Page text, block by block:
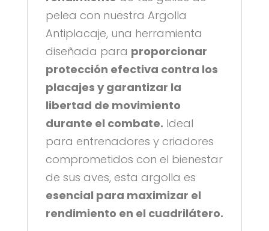
pelea con nuestra Argolla
Antiplacaje, una herramienta
diseñada para proporcionar
protección efectiva contra los
placajes y garantizar la
libertad de movimiento
durante el combate. Ideal
para entrenadores y criadores
comprometidos con el bienestar
de sus aves, esta argolla es
esencial para maximizar el
rendimiento en el cuadrilátero.